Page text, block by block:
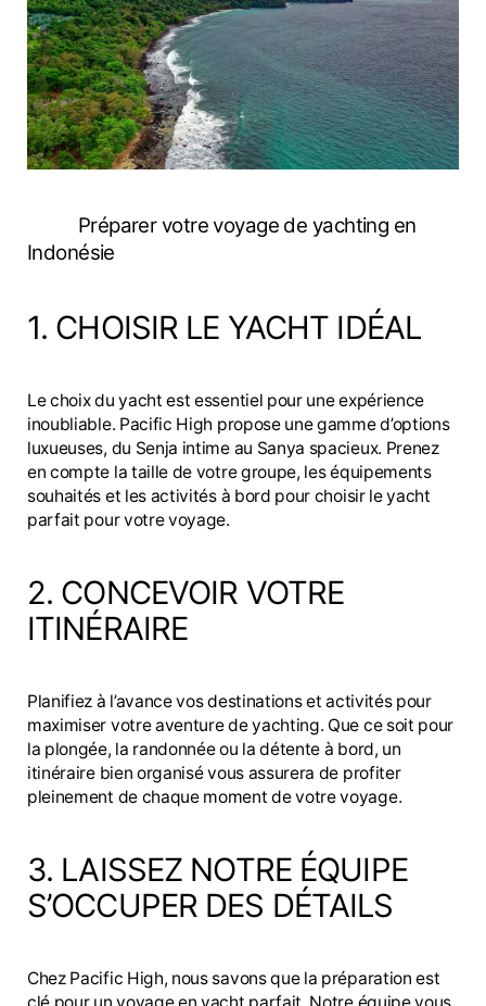
Préparer votre voyage de yachting en
Indonésie
1. CHOISIR LE YACHT IDÉAL
Le choix du yacht est essentiel pour une expérience
inoubliable. Pacific High propose une gamme d’options
luxueuses, du Senja intime au Sanya spacieux. Prenez
en compte la taille de votre groupe, les équipements
souhaités et les activités à bord pour choisir le yacht
parfait pour votre voyage.
2. CONCEVOIR VOTRE
ITINÉRAIRE
Planifiez à l’avance vos destinations et activités pour
maximiser votre aventure de yachting. Que ce soit pour
la plongée, la randonnée ou la détente à bord, un
itinéraire bien organisé vous assurera de profiter
pleinement de chaque moment de votre voyage.
3. LAISSEZ NOTRE ÉQUIPE
S’OCCUPER DES DÉTAILS
Chez Pacific High, nous savons que la préparation est